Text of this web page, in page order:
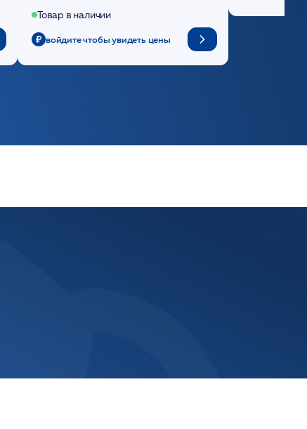
Товар в наличии
войдите чтобы увидеть цены